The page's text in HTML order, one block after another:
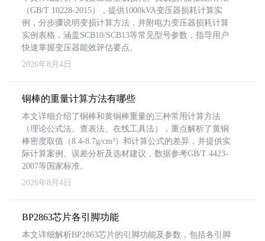
（GB/T 10228-2015），提供1000kVA变压器损耗计算实
例，分步骤说明变损计算方法，并附电力变压器损耗计算
实例表格，涵盖SCB10/SCB13等常见型号参数，指导用户
快速掌握变压器能效评估要点。
2026年8月4日
铜棒的重量计算方法有哪些
本文详细介绍了铜棒和黄铜棒重量的三种常用计算方法
（理论公式法、查表法、在线工具法），重点解析了黄铜
棒密度取值（8.4-8.7g/cm³）和计算公式的差异，并提供实
际计算案例、误差分析及选材建议，数据参考GB/T 4423-
2007等国家标准。
2026年8月4日
BP2863芯片各引脚功能
本文详细解析BP2863芯片的引脚功能及参数，包括各引脚